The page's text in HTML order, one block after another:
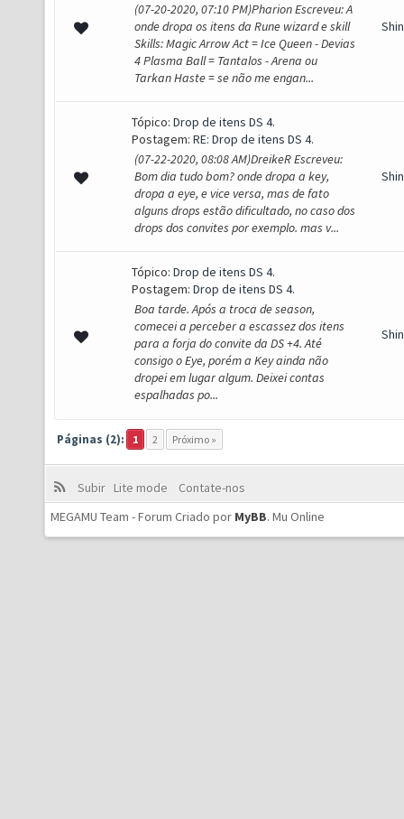
(07-20-2020, 07:10 PM)Pharion Escreveu: A
onde dropa os itens da Rune wizard e skill
Skills: Magic Arrow Act = Ice Queen - Devias
4 Plasma Ball = Tantalos - Arena ou
Tarkan Haste = se não me engan...
Tópico: Drop de itens DS 4.
Postagem: RE: Drop de itens DS 4.
(07-22-2020, 08:08 AM)DreikeR Escreveu:
Bom dia tudo bom? onde dropa a key,
dropa a eye, e vice versa, mas de fato
alguns drops estão dificultado, no caso dos
drops dos convites por exemplo. mas v...
Tópico: Drop de itens DS 4.
Postagem: Drop de itens DS 4.
Boa tarde. Após a troca de season,
comecei a perceber a escassez dos itens
para a forja do convite da DS +4. Até
consigo o Eye, porém a Key ainda não
dropei em lugar algum. Deixei contas
espalhadas po...
Páginas (2): 1 2 Próximo »
Subir Lite mode
Contate-nos
MEGAMU Team - Forum Criado por MyBB. Mu Online